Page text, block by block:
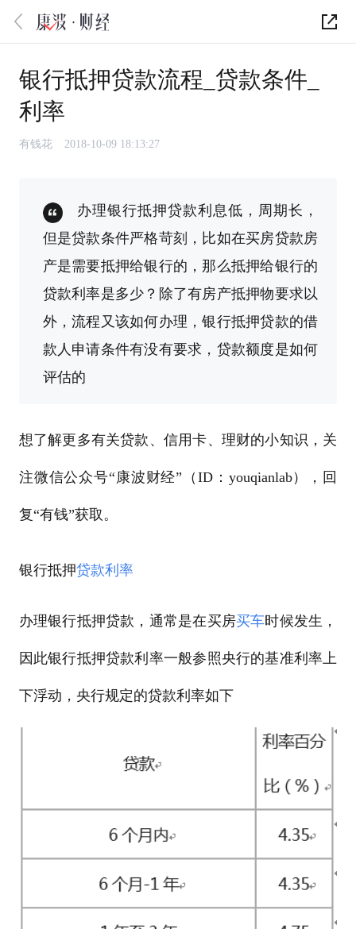
银行抵押贷款流程_贷款条件_
利率
有钱花 2018-10-09 18:13:27
办理银行抵押贷款利息低，周期长，
但是贷款条件严格苛刻，比如在买房贷款房
产是需要抵押给银行的，那么抵押给银行的
贷款利率是多少？除了有房产抵押物要求以
外，流程又该如何办理，银行抵押贷款的借
款人申请条件有没有要求，贷款额度是如何
评估的
想了解更多有关贷款、信用卡、理财的小知识，关
注微信公众号“康波财经”（ID：youqianlab），回
复“有钱”获取。
银行抵押贷款利率
办理银行抵押贷款，通常是在买房买车时候发生，
因此银行抵押贷款利率一般参照央行的基准利率上
下浮动，央行规定的贷款利率如下